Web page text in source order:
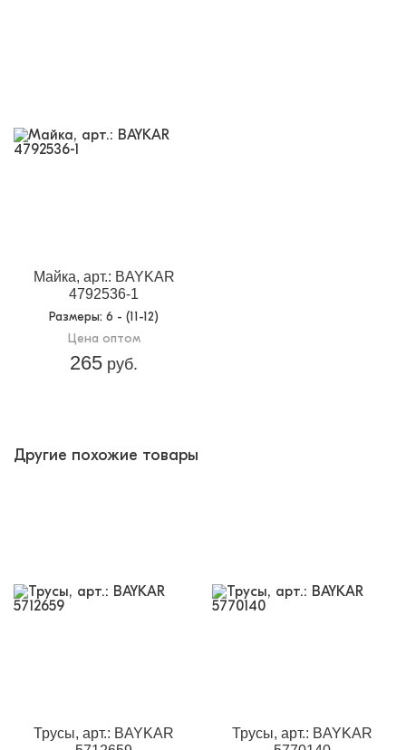
Майка, арт.: BAYKAR
4792536-1
Размеры: 6 - (11-12)
Цена оптом
265 руб.
Другие похожие товары
Трусы, арт.: BAYKAR
Трусы, арт.: BAYKAR